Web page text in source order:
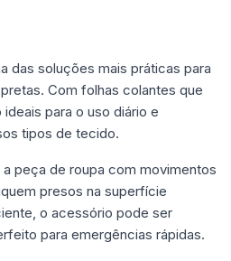
das soluções mais práticas para
Com folhas colantes que
para o uso diário e
tipos de tecido.
peça de roupa com movimentos
presos na superfície
o acessório pode ser
para emergências rápidas.